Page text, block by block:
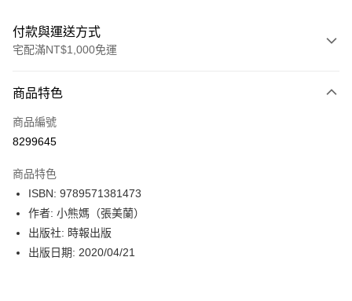
付款與運送方式
宅配滿NT$1,000免運
icash Pay
信用卡一次付款
LINE Pay
Apple Pay
街口支付
商品特色
商品編號
8299645
商品特色
ISBN: 9789571381473
作者: 小熊媽（張美蘭）
出版社: 時報出版
出版日期: 2020/04/21